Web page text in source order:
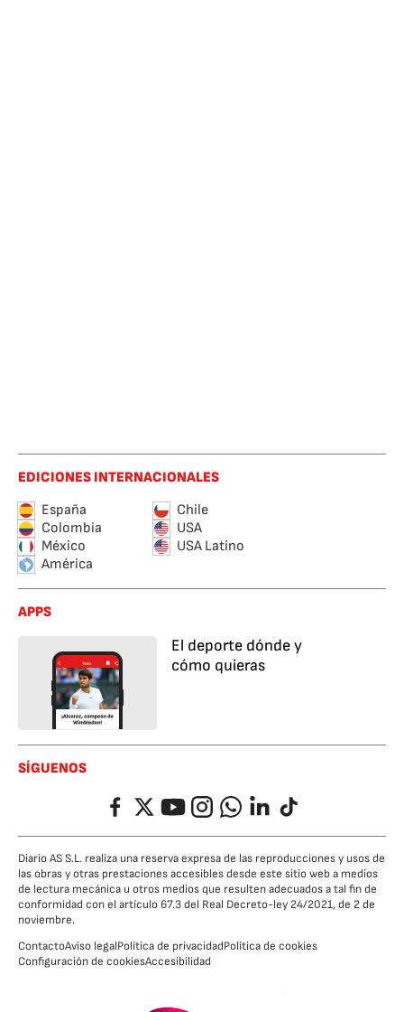
EDICIONES INTERNACIONALES
España
Chile
Colombia
USA
México
USA Latino
América
APPS
El deporte dónde y
cómo quieras
SÍGUENOS
FacebookTwitterYouTubeInstagramWhatsappLinkedIn
TikTok
Diario AS S.L. realiza una reserva expresa de las reproducciones y usos de
las obras y otras prestaciones accesibles desde este sitio web a medios
de lectura mecánica u otros medios que resulten adecuados a tal fin de
conformidad con el artículo 67.3 del Real Decreto-ley 24/2021, de 2 de
noviembre.
ContactoAviso legalPolítica de privacidadPolítica de cookies
Configuración de cookiesAccesibilidad